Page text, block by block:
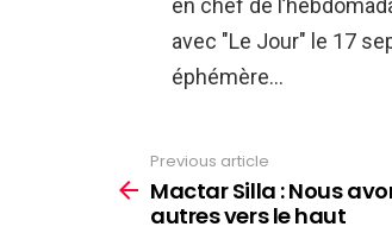
en chef de
avec "Le Jour" le 17
éphémère…
more
Previous article
Mactar Silla : Nous
autres vers le haut